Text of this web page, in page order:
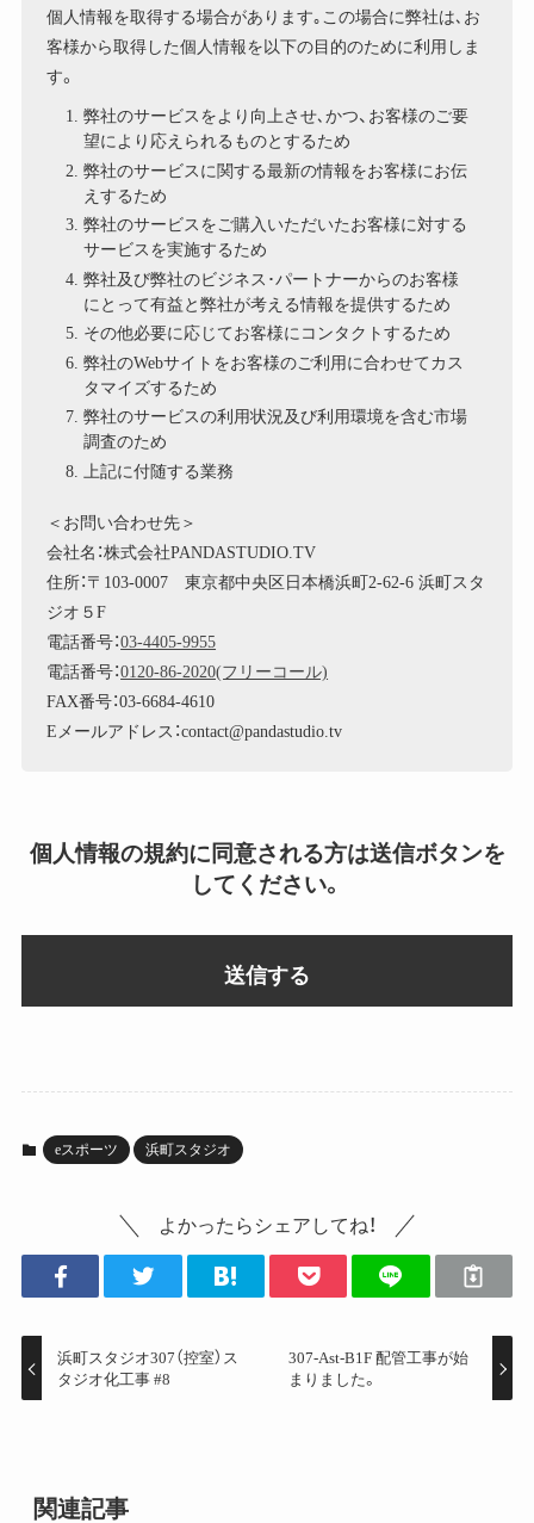
個人情報を取得する場合があります｡この場合に弊社は､お
客様から取得した個人情報を以下の目的のために利用しま
す。
弊社のサービスをより向上させ､かつ、お客様のご要
望により応えられるものとするため
弊社のサービスに関する最新の情報をお客様にお伝
えするため
弊社のサービスをご購入いただいたお客様に対する
サービスを実施するため
弊社及び弊社のビジネス･パートナーからのお客様
にとって有益と弊社が考える情報を提供するため
その他必要に応じてお客様にコンタクトするため
弊社のWebサイトをお客様のご利用に合わせてカス
タマイズするため
弊社のサービスの利用状況及び利用環境を含む市場
調査のため
上記に付随する業務
＜お問い合わせ先＞
会社名：株式会社PANDASTUDIO.TV
住所：〒103-0007 東京都中央区日本橋浜町2-62-6 浜町スタ
ジオ５F
電話番号：03-4405-9955
電話番号：0120-86-2020(フリーコール)
FAX番号：03-6684-4610
Eメールアドレス：contact@pandastudio.tv
個人情報の規約に同意される方は送信ボタンを
してください。
eスポーツ 浜町スタジオ
よかったらシェアしてね！
浜町スタジオ307（控室）ス
タジオ化工事 #8
307-Ast-B1F 配管工事が始
まりました。
関連記事